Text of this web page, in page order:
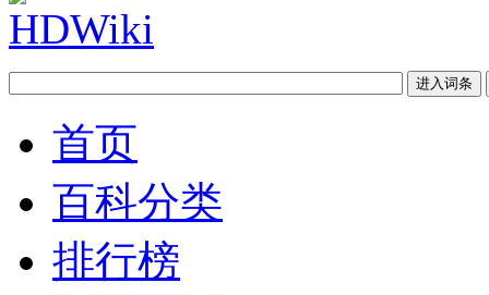
首页
百科分类
排行榜